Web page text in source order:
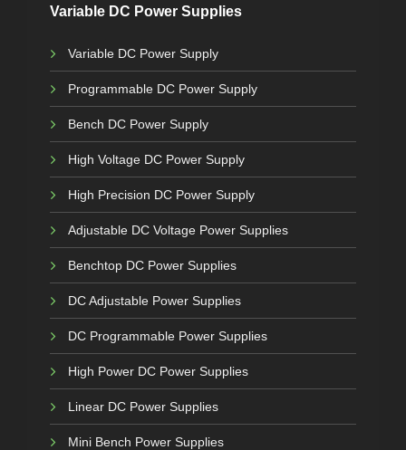
Variable DC Power Supplies
Variable DC Power Supply
Programmable DC Power Supply
Bench DC Power Supply
High Voltage DC Power Supply
High Precision DC Power Supply
Adjustable DC Voltage Power Supplies
Benchtop DC Power Supplies
DC Adjustable Power Supplies
DC Programmable Power Supplies
High Power DC Power Supplies
Linear DC Power Supplies
Mini Bench Power Supplies